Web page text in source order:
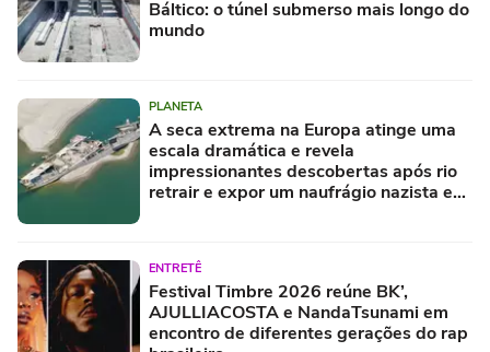
Báltico: o túnel submerso mais longo do
mundo
PLANETA
A seca extrema na Europa atinge uma
escala dramática e revela
impressionantes descobertas após rio
retrair e expor um naufrágio nazista e
ENTRETÊ
Festival Timbre 2026 reúne BK’,
AJULLIACOSTA e NandaTsunami em
encontro de diferentes gerações do rap